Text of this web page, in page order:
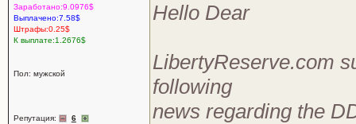
Заработано:9.0976$
Выплачено:7.58$
Штрафы:0.25$
К выплате:1.2676$
Пол: мужской
Репутация: 6
Hello Dear
LibertyReserve.com
following
news regarding the